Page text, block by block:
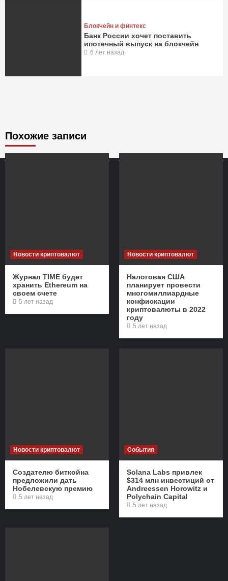
Блокчейн и финтекс
Банк России хочет поставить
ипотечный выпуск на блокчейн
6 лет назад
Похожие записи
Новости криптовалют
Журнал TIME будет
хранить Ethereum на
своем счете
5 лет назад
Новости криптовалют
Налоговая США
планирует провести
многомиллиардные
конфискации
криптовалюты в 2022
году
5 лет назад
Новости криптовалют
Создателю биткойна
предложили дать
Нобелевскую премию
5 лет назад
События
Solana Labs привлек
$314 млн инвестиций от
Andreessen Horowitz и
Polychain Capital
5 лет назад